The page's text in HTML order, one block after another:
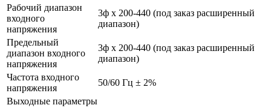
Рабочий диапазон
входного
напряжения
3ф х 200-440 (под заказ расширенный
диапазон)
Предельный
диапазон входного
напряжения
3ф х 200-440 (под заказ расширенный
диапазон)
Частота входного
напряжения
50/60 Гц ± 2%
Выходные параметры